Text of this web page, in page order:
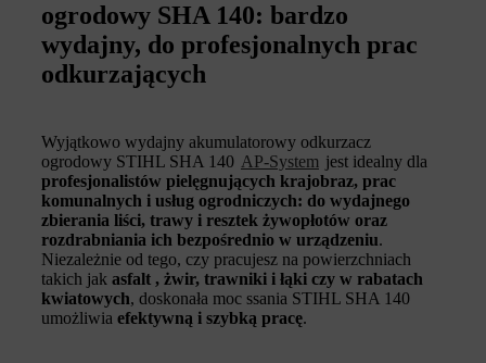
ogrodowy SHA 140: bardzo
wydajny, do profesjonalnych prac
odkurzających
Wyjątkowo wydajny akumulatorowy odkurzacz
ogrodowy STIHL SHA 140 AP-System jest idealny dla
profesjonalistów pielęgnujących krajobraz, prac
komunalnych i usług ogrodniczych: do wydajnego
zbierania liści, trawy i resztek żywopłotów oraz
rozdrabniania ich bezpośrednio w urządzeniu.
Niezależnie od tego, czy pracujesz na powierzchniach
takich jak asfalt , żwir, trawniki i łąki czy w rabatach
kwiatowych, doskonała moc ssania STIHL SHA 140
umożliwia efektywną i szybką pracę.